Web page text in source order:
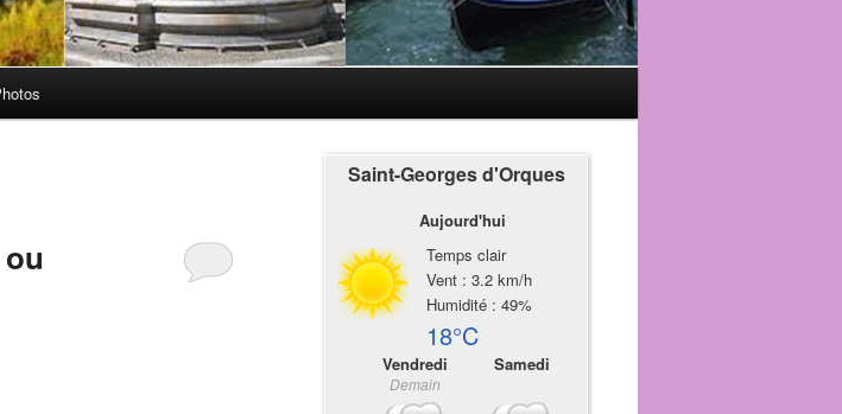
Saint-Georges d'Orques
Aujourd'hui
Temps clair
Vent : 3.2 km/h
Humidité : 49%
18°C
Vendredi
Demain
Samedi